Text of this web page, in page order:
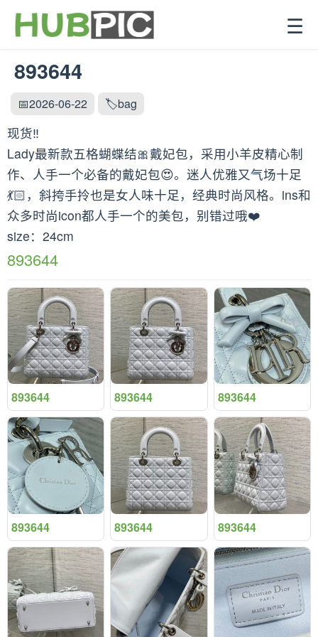
☰
893644
📅2026-06-22 🏷️bag
现货‼️
Lady最新款五格蝴蝶结🎀戴妃包，采用小羊皮精心制
作、人手一个必备的戴妃包😍。迷人优雅又气场十足
💃🏻，斜挎手拎也是女人味十足，经典时尚风格。ins和
众多时尚icon都人手一个的美包，别错过哦❤️
size：24cm
893644
893644 893644 893644
893644 893644 893644